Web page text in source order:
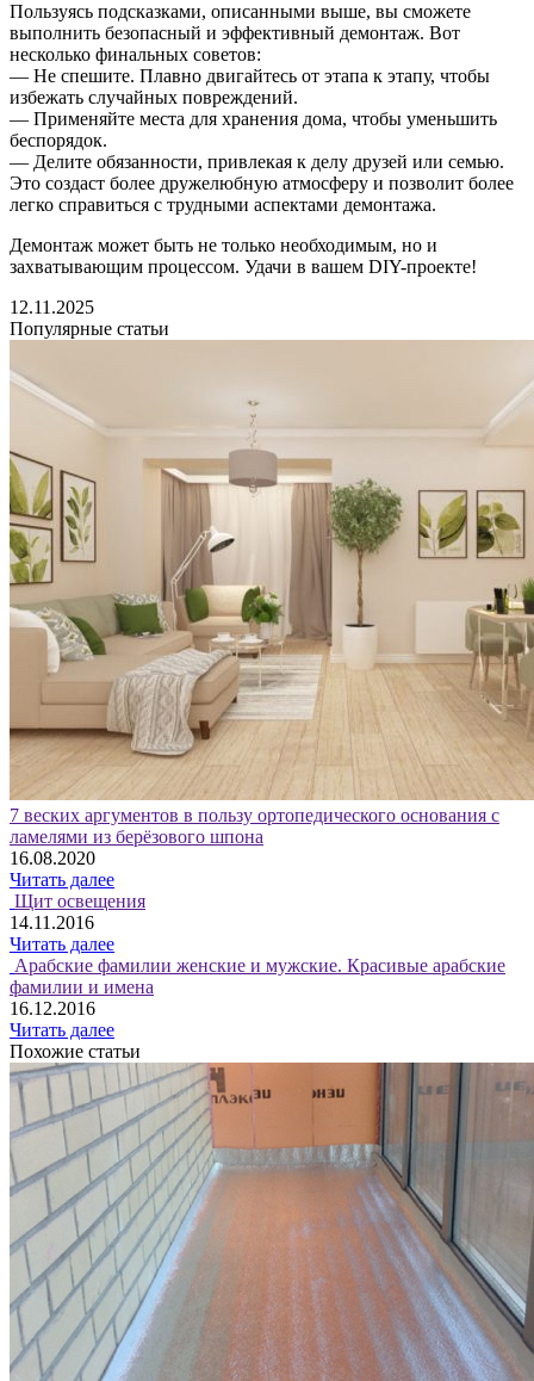
Пользуясь подсказками, описанными выше, вы сможете
выполнить безопасный и эффективный демонтаж. Вот
несколько финальных советов:
— Не спешите. Плавно двигайтесь от этапа к этапу, чтобы
избежать случайных повреждений.
— Применяйте места для хранения дома, чтобы уменьшить
беспорядок.
— Делите обязанности, привлекая к делу друзей или семью.
Это создаст более дружелюбную атмосферу и позволит более
легко справиться с трудными аспектами демонтажа.
Демонтаж может быть не только необходимым, но и
захватывающим процессом. Удачи в вашем DIY-проекте!
12.11.2025
Популярные статьи
7 веских аргументов в пользу ортопедического основания с
ламелями из берёзового шпона
16.08.2020
Читать далее
Щит освещения
14.11.2016
Читать далее
Арабские фамилии женские и мужские. Красивые арабские
фамилии и имена
16.12.2016
Читать далее
Похожие статьи